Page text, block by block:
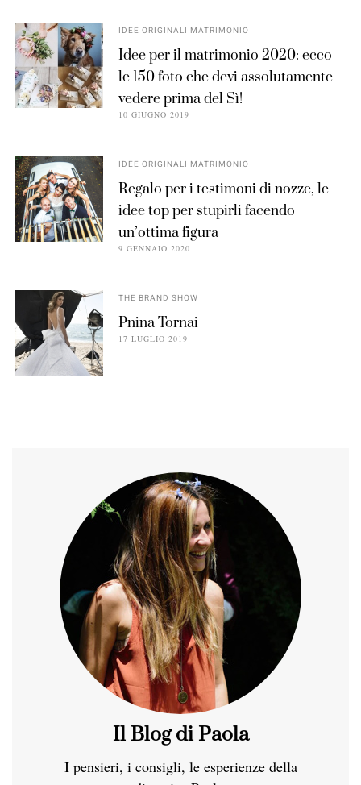
IDEE ORIGINALI MATRIMONIO
Idee per il matrimonio 2020: ecco
le 150 foto che devi assolutamente
vedere prima del Sì!
10 GIUGNO 2019
IDEE ORIGINALI MATRIMONIO
Regalo per i testimoni di nozze, le
idee top per stupirli facendo
un’ottima figura
9 GENNAIO 2020
THE BRAND SHOW
Pnina Tornai
17 LUGLIO 2019
Il Blog di Paola
I pensieri, i consigli, le esperienze della